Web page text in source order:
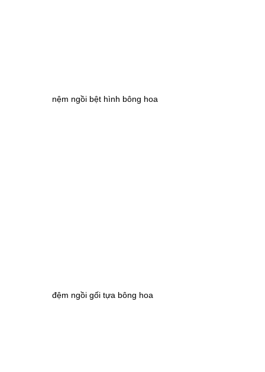
nệm ngồi bệt hình bông hoa
đệm ngồi gối tựa bông hoa